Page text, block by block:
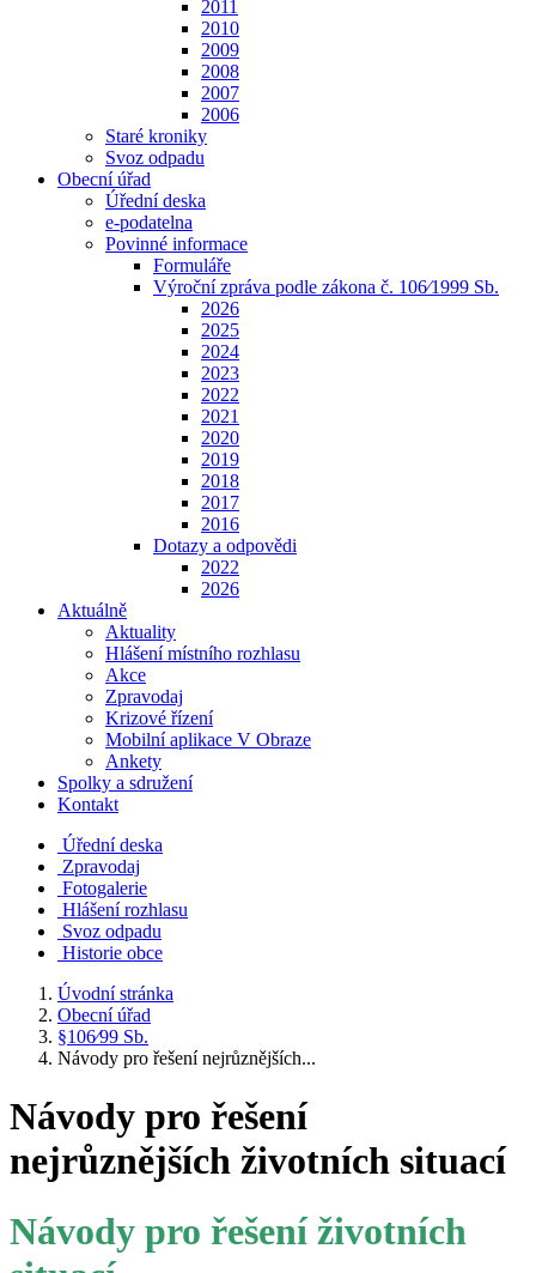
2011
2010
2009
2008
2007
2006
Staré kroniky
Svoz odpadu
Obecní úřad
Úřední deska
e-podatelna
Povinné informace
Formuláře
Výroční zpráva podle zákona č. 106⁄1999 Sb.
2026
2025
2024
2023
2022
2021
2020
2019
2018
2017
2016
Dotazy a odpovědi
2022
2026
Aktuálně
Aktuality
Hlášení místního rozhlasu
Akce
Zpravodaj
Krizové řízení
Mobilní aplikace V Obraze
Ankety
Spolky a sdružení
Kontakt
Úřední deska
Zpravodaj
Fotogalerie
Hlášení rozhlasu
Svoz odpadu
Historie obce
Úvodní stránka
Obecní úřad
§106⁄99 Sb.
Návody pro řešení nejrůznějších...
Návody pro řešení
nejrůznějších životních situací
Návody pro řešení životních